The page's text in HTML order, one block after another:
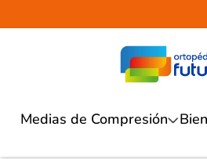
Medias de Compresión